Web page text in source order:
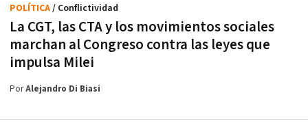
La CGT, las CTA y los movimientos sociales
marchan al Congreso contra las leyes que
impulsa Milei
POLÍTICA/ Conflictividad
PorAlejandro Di Biasi